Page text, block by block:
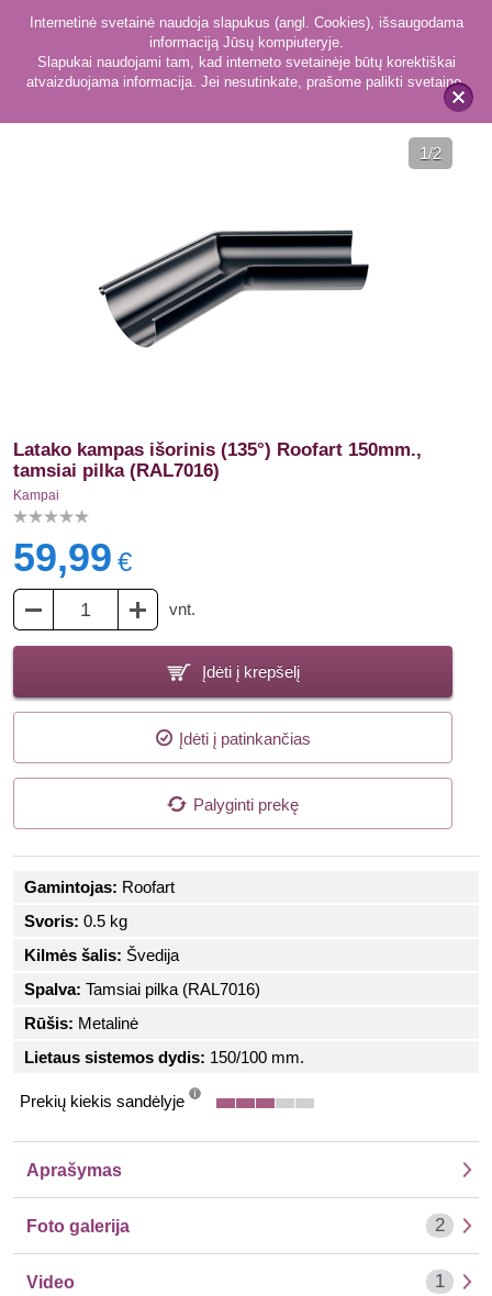
x
Internetinė svetainė naudoja slapukus (angl. Cookies), išsaugodama
informaciją Jūsų kompiuteryje.
Slapukai naudojami tam, kad interneto svetainėje būtų korektiškai
atvaizduojama informacija. Jei nesutinkate, prašome palikti svetainę.
Kampai 177
1/2
Latako kampas išorinis (135°) Roofart 150mm.,
tamsiai pilka (RAL7016)
Kampai
59,99 €
vnt.
Įdėti į krepšelį
Įdėti į patinkančias
Palyginti prekę
Gamintojas: Roofart
Svoris: 0.5 kg
Kilmės šalis: Švedija
Spalva: Tamsiai pilka (RAL7016)
Rūšis: Metalinė
Lietaus sistemos dydis: 150/100 mm.
Prekių kiekis sandėlyje
Aprašymas
Foto galerija 2
Video 1